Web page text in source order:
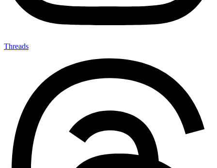
Threads